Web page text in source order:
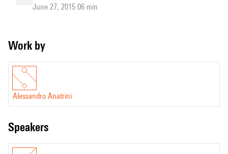
June 27, 2015 06 min
Work by
Alessandro Anatrini
speakers